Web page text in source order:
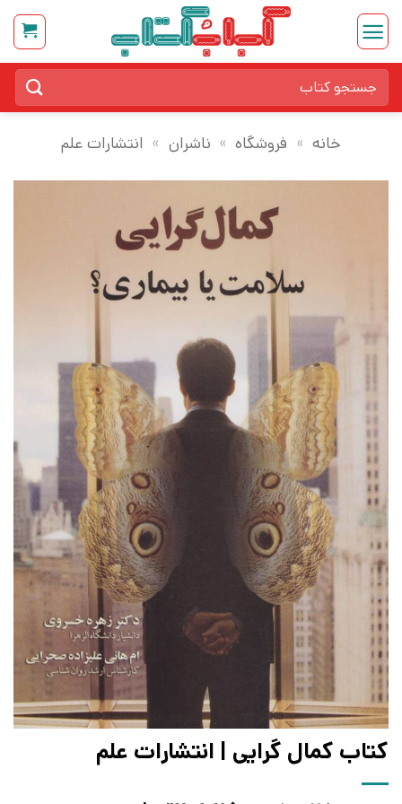
Skip
content
برای:
خانه » فروشگاه » ناشران » انتشارات علم
کتاب کمال گرایی | انتشارات علم